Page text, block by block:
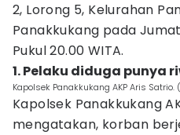
2, Lorong 5, Kelurahan
Panakkukang pada
Pukul 20.00 WITA.
1. Pelaku diduga punya
Kapolsek Panakkukang AKP Aris
Kapolsek Panakkukang
mengatakan, korban